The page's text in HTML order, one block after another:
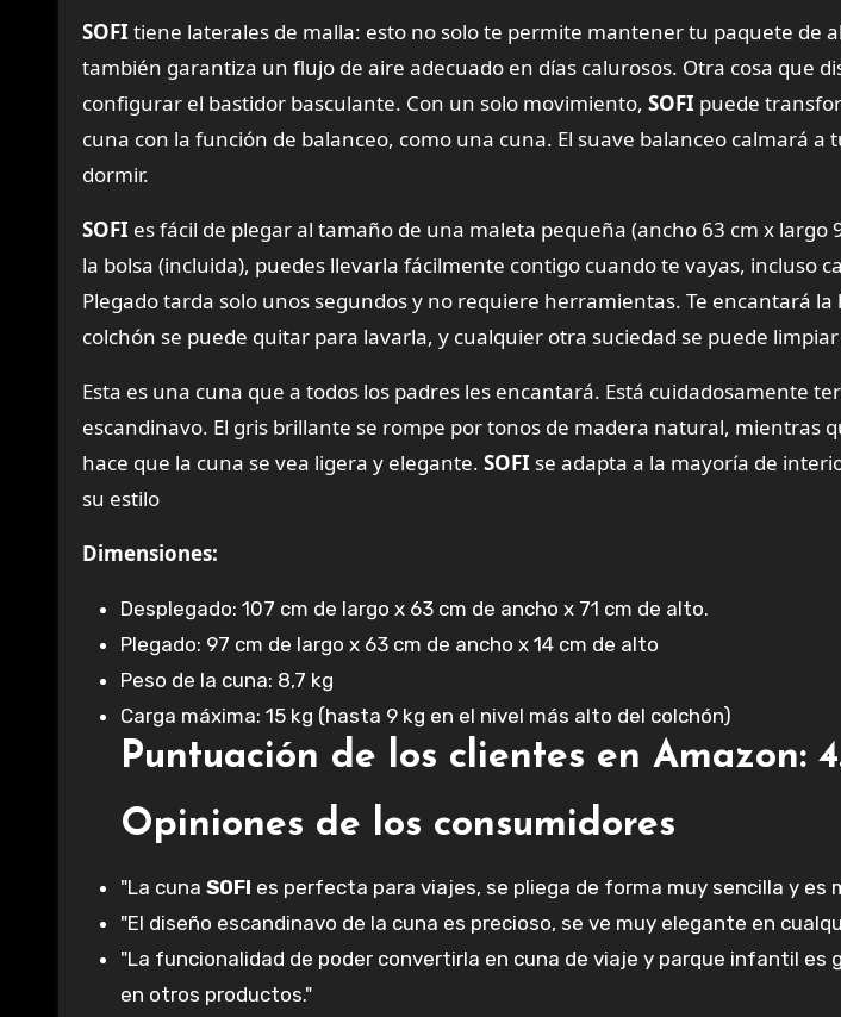
SOFI tiene laterales de malla: esto no solo te permite mantener tu paquete de
también garantiza un flujo de aire adecuado en días calurosos. Otra cosa que
configurar el bastidor basculante. Con un solo movimiento, SOFI puede
cuna con la función de balanceo, como una cuna. El suave balanceo calmará a
dormir.
SOFI es fácil de plegar al tamaño de una maleta pequeña (ancho 63 cm x largo
la bolsa (incluida), puedes llevarla fácilmente contigo cuando te vayas, incluso
Plegado tarda solo unos segundos y no requiere herramientas. Te encantará
colchón se puede quitar para lavarla, y cualquier otra suciedad se puede
Esta es una cuna que a todos los padres les encantará. Está cuidadosamente
escandinavo. El gris brillante se rompe por tonos de madera natural, mientras
hace que la cuna se vea ligera y elegante. SOFI se adapta a la mayoría de
su estilo
Dimensiones:
Desplegado: 107 cm de largo x 63 cm de ancho x 71 cm de alto.
Plegado: 97 cm de largo x 63 cm de ancho x 14 cm de alto
Peso de la cuna: 8,7 kg
Carga máxima: 15 kg (hasta 9 kg en el nivel más alto del colchón)
Puntuación de los clientes en Amazon:
Opiniones de los consumidores
"La cuna SOFI es perfecta para viajes, se pliega de forma muy sencilla y es
"El diseño escandinavo de la cuna es precioso, se ve muy elegante en
"La funcionalidad de poder convertirla en cuna de viaje y parque infantil es
en otros productos."